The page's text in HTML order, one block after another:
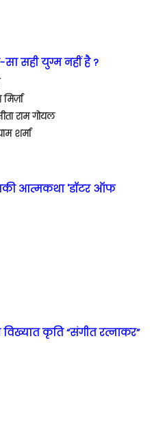
सही युग्म नहीं है ?
राम गोयल
शर्मा
आत्मकथा 'डॉटर ऑफ
कृति “संगीत रत्नाकर”